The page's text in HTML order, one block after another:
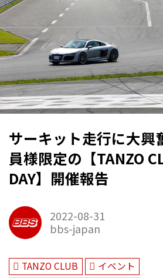
サーキット走行に大興
員様限定の【TANZO
DAY】開催報告
2022-08-31
bbs-japan
TANZO CLUB
イベント